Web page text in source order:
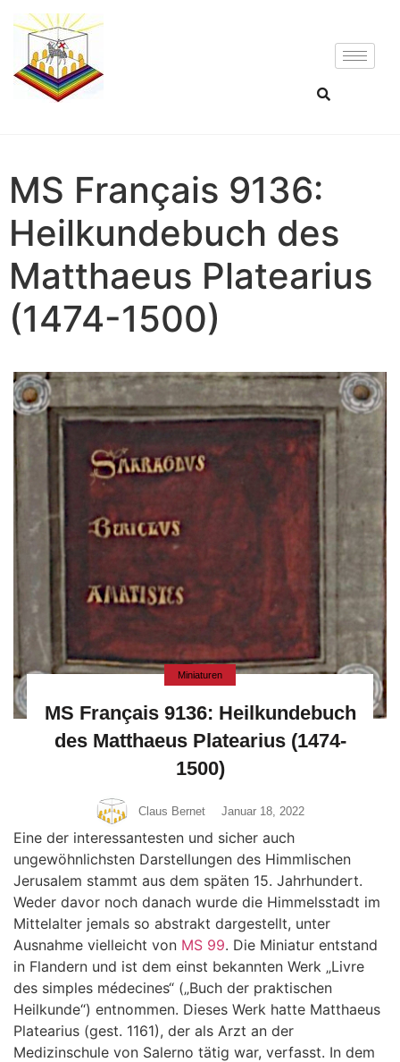
MS Français 9136:
Heilkundebuch des
Matthaeus Platearius
(1474-1500)
Miniaturen
MS Français 9136: Heilkundebuch
des Matthaeus Platearius (1474-
1500)
Claus Bernet Januar 18, 2022
Eine der interessantesten und sicher auch
ungewöhnlichsten Darstellungen des Himmlischen
Jerusalem stammt aus dem späten 15. Jahrhundert.
Weder davor noch danach wurde die Himmelsstadt im
Mittelalter jemals so abstrakt dargestellt, unter
Ausnahme vielleicht von MS 99. Die Miniatur entstand
in Flandern und ist dem einst bekannten Werk „Livre
des simples médecines“ („Buch der praktischen
Heilkunde“) entnommen. Dieses Werk hatte Matthaeus
Platearius (gest. 1161), der als Arzt an der
Medizinschule von Salerno tätig war, verfasst. In dem